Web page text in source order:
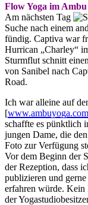
Flow Yoga im
Am nächsten Tag
Suche nach einem
fündig. Captiva war
Hurrican „Charley“
Sturmflut schnitt
von Sanibel nach
Road.
Ich war alleine auf
[www.ambuyoga.com
schaffte es pünktlich
jungen Dame, die
Foto zur Verfügung
Vor dem Beginn der
der Rezeption, dass
publizieren und
erfahren würde. Kein
der